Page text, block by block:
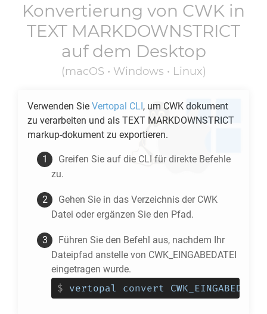
Konvertierung von CWK in
TEXT MARKDOWNSTRICT
auf dem Desktop
(macOS • Windows • Linux)
Verwenden Sie Vertopal CLI, um CWK dokument
zu verarbeiten und als TEXT MARKDOWNSTRICT
markup-dokument zu exportieren.
Greifen Sie auf die CLI für direkte Befehle
zu.
Gehen Sie in das Verzeichnis der CWK
Datei oder ergänzen Sie den Pfad.
Führen Sie den Befehl aus, nachdem Ihr
Dateipfad anstelle von CWK_EINGABEDATEI
eingetragen wurde.
$ vertopal convert